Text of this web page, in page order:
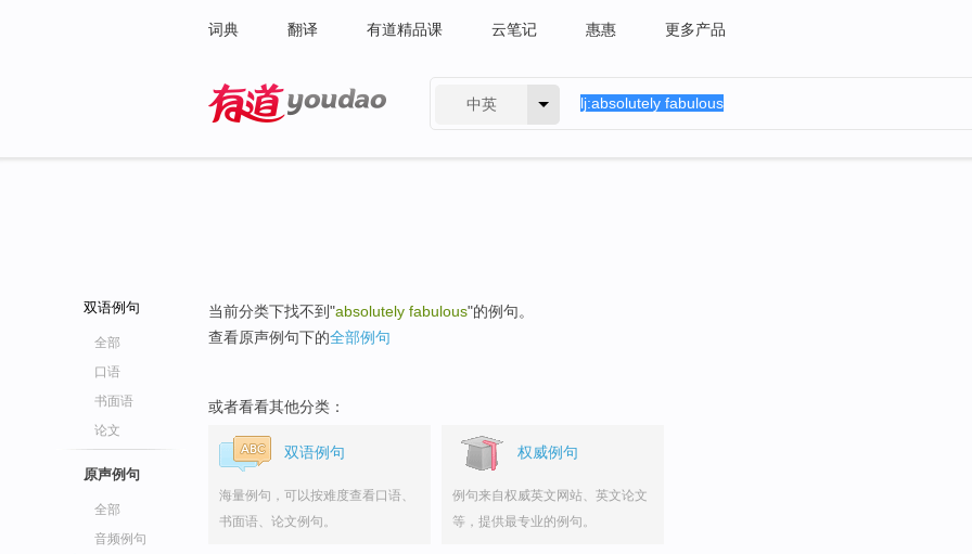
词典 翻译 有道精品课 云笔记 惠惠 更多产品
中英
双语例句
全部
口语
书面语
论文
原声例句
全部
音频例句
当前分类下找不到"absolutely fabulous"的例句。
查看原声例句下的全部例句
或者看看其他分类：
双语例句
海量例句，可以按难度查看口语、
书面语、论文例句。
权威例句
例句来自权威英文网站、英文论文
等，提供最专业的例句。